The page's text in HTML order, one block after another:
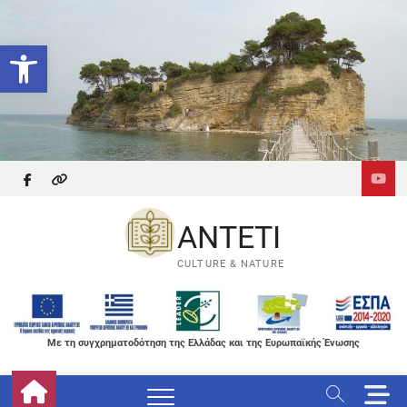
Ανοίξτε τη γραμμή εργαλείων
content
facebook
themefreesia
ANTETI
CULTURE & NATURE
Με τη συγχρηματοδότηση της Ελλάδας και της Ευρωπαϊκής Ένωσης
M